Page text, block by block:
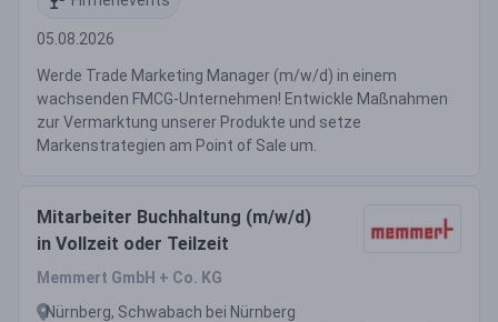
05.08.2026
Werde Trade Marketing Manager (m/w/d) in einem
wachsenden FMCG-Unternehmen! Entwickle Maßnahmen
zur Vermarktung unserer Produkte und setze
Markenstrategien am Point of Sale um.
Mitarbeiter Buchhaltung (m/w/d)
in Vollzeit oder Teilzeit
Memmert GmbH + Co. KG
Nürnberg, Schwabach bei Nürnberg